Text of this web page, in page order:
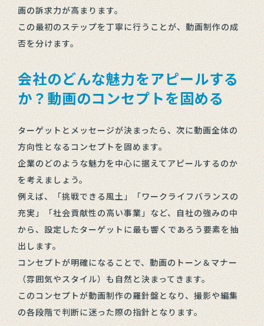
画の訴求力が高まります。
この最初のステップを丁寧に行うことが、動画制作の成
否を分けます。
会社のどんな魅力をアピールする
か？動画のコンセプトを固める
ターゲットとメッセージが決まったら、次に動画全体の
方向性となるコンセプトを固めます。
企業のどのような魅力を中心に据えてアピールするのか
を考えましょう。
例えば、「挑戦できる風土」「ワークライフバランスの
充実」「社会貢献性の高い事業」など、自社の強みの中
から、設定したターゲットに最も響くであろう要素を抽
出します。
コンセプトが明確になることで、動画のトーン＆マナー
（雰囲気やスタイル）も自然と決まってきます。
このコンセプトが動画制作の羅針盤となり、撮影や編集
の各段階で判断に迷った際の指針となります。